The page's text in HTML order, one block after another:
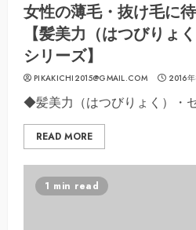
女性の薄毛・抜け毛に
【髪美力（はつびりょ
シリーズ】
PIKAKICHI2015@GMAIL.COM 2016
◆髪美力（はつびりょく）・
READ MORE
1 min read